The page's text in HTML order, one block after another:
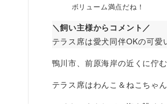
ボリューム満点だね！
＼飼い主様からコメント／
テラス席は愛犬同伴OKの可
鴨川市、前原海岸の近くに佇
テラス席はわんこ＆ねこちゃ